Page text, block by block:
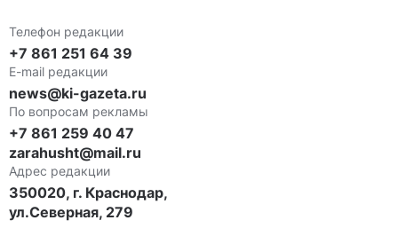
Телефон редакции
+7 861 251 64 39
E-mail редакции
news@ki-gazeta.ru
По вопросам рекламы
+7 861 259 40 47
zarahusht@mail.ru
Адрес редакции
350020, г. Краснодар,
ул.Северная, 279